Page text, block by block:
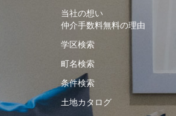
当社の想い
仲介手数料無料の理由
学区検索
町名検索
条件検索
土地カタログ